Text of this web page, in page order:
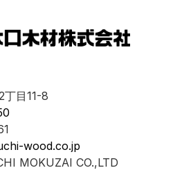
丁目11-8
wood.co.jp
MOKUZAI CO.,LTD